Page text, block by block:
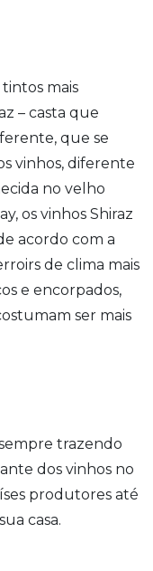
mais
– casta que
que se
vinhos, diferente
no velho
os vinhos Shiraz
acordo com a
de clima mais
e encorpados,
ser mais
trazendo
dos vinhos no
produtores até
casa.